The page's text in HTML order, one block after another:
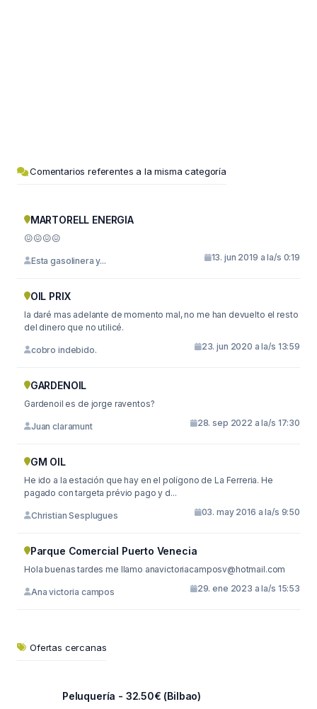
Comentarios referentes a la misma categoría
MARTORELL ENERGIA
😖😖😖😖
Esta gasolinera y... 13. jun 2019 a la/s 0:19
OIL PRIX
la daré mas adelante de momento mal, no me han devuelto el resto
del dinero que no utilicé.
cobro indebido. 23. jun 2020 a la/s 13:59
GARDENOIL
Gardenoil es de jorge raventos?
Juan claramunt 28. sep 2022 a la/s 17:30
GM OIL
He ido a la estación que hay en el polígono de La Ferreria. He
pagado con targeta prévio pago y d...
Christian Sesplugues 03. may 2016 a la/s 9:50
Parque Comercial Puerto Venecia
Hola buenas tardes me llamo anavictoriacamposv@hotmail.com
Ana victoria campos 29. ene 2023 a la/s 15:53
Ofertas cercanas
Peluquería - 32.50€ (Bilbao)